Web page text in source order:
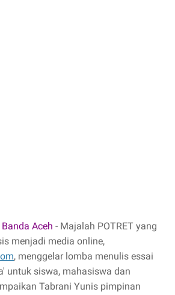
Banda Aceh - Majalah POTRET yang
menjadi media online,
, menggelar lomba menulis essai
untuk siswa, mahasiswa dan
Tabrani Yunis pimpinan